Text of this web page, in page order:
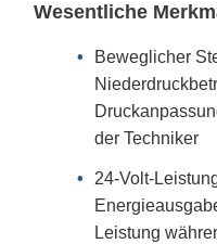
Wesentliche
Beweglicher
der Techniker
24-Volt-
Leistung